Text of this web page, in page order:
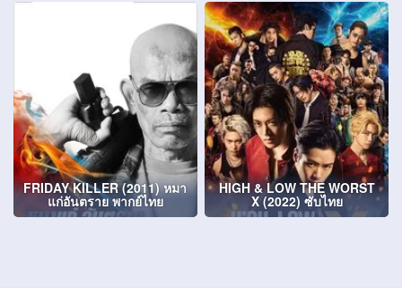
FRIDAY KILLER (2011) หมา
แก่อันตราย พากย์ไทย
HIGH & LOW THE WORST
X (2022) ซับไทย